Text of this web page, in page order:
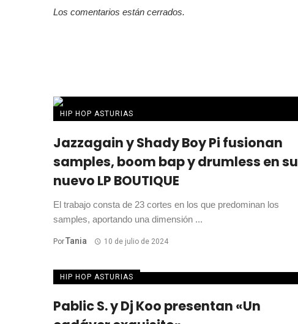
Los comentarios están cerrados.
HIP HOP ASTURIAS
Jazzagain y Shady Boy Pi fusionan
samples, boom bap y drumless en su
nuevo LP BOUTIQUE
El trabajo consta de 23 cortes en los que predominan los
samples, aportando una dimensión ...
PorTania 10 de julio de 2024
HIP HOP ASTURIAS
Pablic S. y Dj Koo presentan «Un